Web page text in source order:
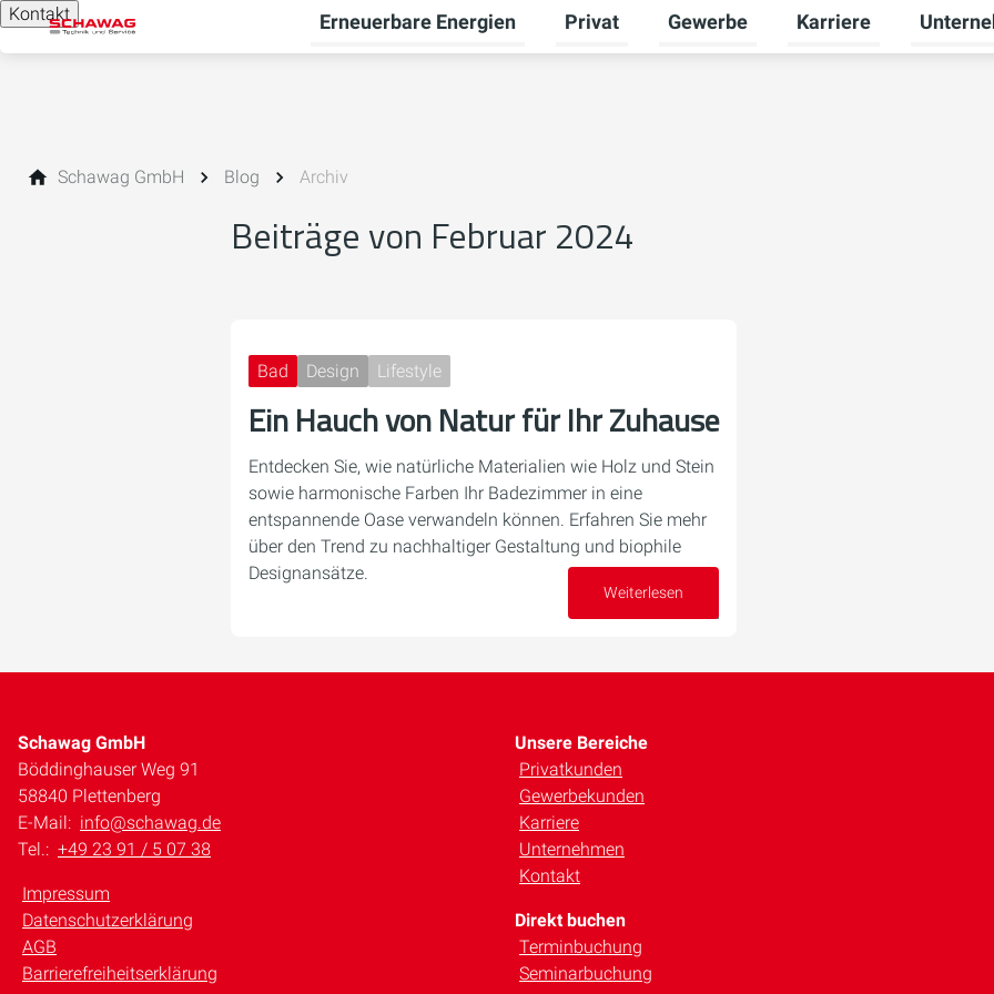
Kontakt Erneuerbare Energien
Untermenü für Erneuerbare Energien umschalten
Privat
Untermenü für Privat umschalten
Gewerbe
Untermenü für
Karriere
Schawag GmbH Blog Archiv
Beiträge von Februar 2024
Bad Design Lifestyle
Ein Hauch von Natur für Ihr Zuhause
Entdecken Sie, wie natürliche Materialien wie Holz und Stein
sowie harmonische Farben Ihr Badezimmer in eine
entspannende Oase verwandeln können. Erfahren Sie mehr
über den Trend zu nachhaltiger Gestaltung und biophile
Designansätze.
Weiterlesen
Schawag GmbH
Böddinghauser Weg 91
58840 Plettenberg
E-Mail: info@schawag.de
Tel.: +49 23 91 / 5 07 38
Impressum
Datenschutzerklärung
AGB
Barrierefreiheitserklärung
Unsere Bereiche
Privatkunden
Gewerbekunden
Karriere
Unternehmen
Kontakt
Direkt buchen
Terminbuchung
Seminarbuchung